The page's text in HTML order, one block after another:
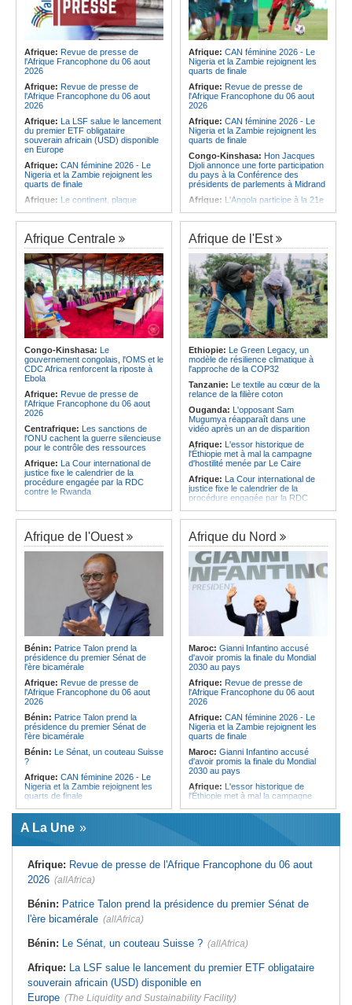
Afrique: Revue de presse de
l'Afrique Francophone du 06 aout
2026
Afrique: Revue de presse de
l'Afrique Francophone du 06 aout
2026
Afrique: La LSF salue le lancement
du premier ETF obligataire
souverain africain (USD) disponible
en Europe
Afrique: CAN féminine 2026 - Le
Nigeria et la Zambie rejoignent les
quarts de finale
Afrique: Le continent, plaque
Afrique:Pourquoi l'avenir du textile
africain est bien plus prometteur que
ne le laissent penser les chiffres
Afrique:L'essor historique de
l'Éthiopie met à mal la campagne
d'hostilité menée par Le Caire
Afrique:La Cour international de
justice fixe le calendrier de la
procédure engagée par la RDC
contre le Rwanda
Afrique:Ligue des Champions de la
CAF - L'Espérance exemptée au
premier tour, le Club Africain hérite
du Djoliba AC
Afrique: Un consortium européen
développe un modèle de production
novateur pour les ingrédients
opportunité pour le pays
Afrique: CAN féminine 2026 - Le
Nigeria et la Zambie rejoignent les
quarts de finale
Afrique: Revue de presse de
l'Afrique Francophone du 06 aout
2026
Afrique: CAN féminine 2026 - Le
Nigeria et la Zambie rejoignent les
quarts de finale
Congo-Kinshasa: Hon Jacques
Djoli annonce une forte participation
du pays à la Conférence des
présidents de parlements à Midrand
Afrique: L'Angola participe à la 21e
Afrique:CAN féminine - La Côte
d'Ivoire affrontera l'Algérie et le
Maroc fera face à l'Afrique du Sud
en quarts
Afrique: Revue de presse de
l'Afrique francophone du 05 août
2026
Afrique:L'Angola et l'UA préparent
le sommet sur la prévention et la
résolution des conflits
Angola:Le paiement échelonné
des services touristiques démarre
ce jeudi
Angola:Jiu-jitsu - Le pays
décroche une troisième médaille à
Afrique Centrale
Congo-Kinshasa: Le
gouvernement congolais, l'OMS et le
CDC Africa renforcent la riposte à
Ebola
Afrique: Revue de presse de
l'Afrique Francophone du 06 aout
2026
Centrafrique: Les sanctions de
l'ONU cachent la guerre silencieuse
pour le contrôle des ressources
Afrique: La Cour international de
justice fixe le calendrier de la
procédure engagée par la RDC
contre le Rwanda
Congo-Kinshasa:Plan stratégique
triennal 2026-2028 - L'IGF place la
digitalisation au coeur des réformes
Congo-Kinshasa:RDC - Félix
Tshisekedi place le CEFOCK au
coeur de bataille de l'appropriation
du Génocost !
Congo-Kinshasa: Matadi - Le
Kongo Central lance la campagne
de sensibilisation au deuxième
Recensement général de la
population et de l'habitat
Congo-Kinshasa: Le VPM Shabani
remet aux organisations politiques la
directive ministérielle de l'année
politique 2026
Congo-Kinshasa:Gratien de
Saint-Nicolas Iracan - « Je ne
soutiendrai jamais un dialogue
destiné au partage du pouvoir ou à
la légitimation des groupes armés »
Afrique de l'Est
Ethiopie: Le Green Legacy, un
modèle de résilience climatique à
l'approche de la COP32
Tanzanie: Le textile au cœur de la
relance de la filière coton
Ouganda: L'opposant Sam
Mugumya réapparaît dans une
vidéo après un an de disparition
Afrique: L'essor historique de
l'Éthiopie met à mal la campagne
d'hostilité menée par Le Caire
Afrique: La Cour international de
justice fixe le calendrier de la
procédure engagée par la RDC
Ethiopie:Addis-Abeba - L'église
d'Afrique lance officiellement son
'cheminement' vers la grande
Assemblée de 2028
Afrique de l'Est: Le pari du régime
érythréen - Pousser le Tigray vers
une zone tampon dans le cadre
d'une nouvelle guerre par
procuration
Ethiopie:Le Premier ministre Abiy
inaugure le nouveau terminal de
l'aéroport international de Bahir Dar
Afrique:La Croix-Rouge
éthiopienne appelle à une
mobilisation accrue des ressources
locales en Afrique
Afrique de l'Est:
les moyens, entraver la coopération
équitable par tous les moyens
Afrique de l'Ouest
Bénin: Patrice Talon prend la
présidence du premier Sénat de
l'ère bicamérale
Afrique: Revue de presse de
l'Afrique Francophone du 06 aout
2026
Bénin: Patrice Talon prend la
présidence du premier Sénat de
l'ère bicamérale
Bénin: Le Sénat, un couteau Suisse
?
Afrique: CAN féminine 2026 - Le
Nigeria et la Zambie rejoignent les
quarts de finale
Afrique:Le continent, plaque
tournante des faux ordres de
virement
Mali:Achat d'un avion présidentiel -
condamnation de l'ex-ministre de
l'Économie
France la restitution du crâne de
Bokar Biro et de trois de ses
proches
premier président
l'environnement - La Roots Wild
Foundation distinguée au Grand Prix
Nelson Mandela
Afrique du Nord
Maroc: Gianni Infantino accusé
d'avoir promis la finale du Mondial
2030 au pays
Afrique: Revue de presse de
l'Afrique Francophone du 06 aout
2026
Afrique: CAN féminine 2026 - Le
Nigeria et la Zambie rejoignent les
quarts de finale
Maroc: Gianni Infantino accusé
d'avoir promis la finale du Mondial
2030 au pays
Afrique: L'essor historique de
l'Éthiopie met à mal la campagne
blessés dans un grave accident de
calcinée à Moknine après le
rétablissement du courant
premier tour, le Club Africain hérite
Tunisie:Crise sanitaire au pays -
incontrôlable d'Ebola
A La Une
Afrique: Revue de presse de l'Afrique Francophone du 06 aout
2026 (allAfrica)
Bénin: Patrice Talon prend la présidence du premier Sénat de
l'ère bicamérale (allAfrica)
Bénin: Le Sénat, un couteau Suisse ? (allAfrica)
Afrique: La LSF salue le lancement du premier ETF obligataire
souverain africain (USD) disponible en
Europe (The Liquidity and Sustainability Facility)